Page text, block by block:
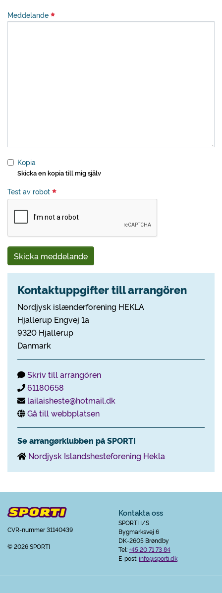
Meddelande
Kopia
Skicka en kopia till mig själv
Test av robot
Skicka meddelande
Kontaktuppgifter till arrangören
Nordjysk islænderforening HEKLA
Hjallerup Engvej 1a
9320 Hjallerup
Danmark
Skriv till arrangören
61180658
lailaisheste@hotmail.dk
Gå till webbplatsen
Se arrangørklubben på SPORTI
Nordjysk Islandshesteforening Hekla
CVR-nummer 31140439
© 2026 SPORTI
Kontakta oss
SPORTI I/S
Bygmarksvej 6
DK-2605 Brøndby
Tel:+45 20 71 73 84
E-post:info@sporti.dk